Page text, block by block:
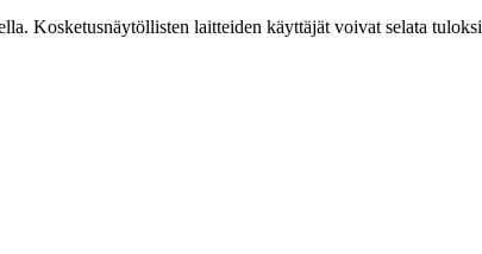
Kosketusnäytöllisten laitteiden käyttäjät voivat selata